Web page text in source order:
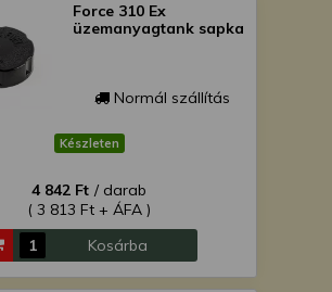
Force 310 Ex
üzemanyagtank sapka
Normál szállítás
Készleten
4 842 Ft / darab
( 3 813 Ft + ÁFA )
Kosárba